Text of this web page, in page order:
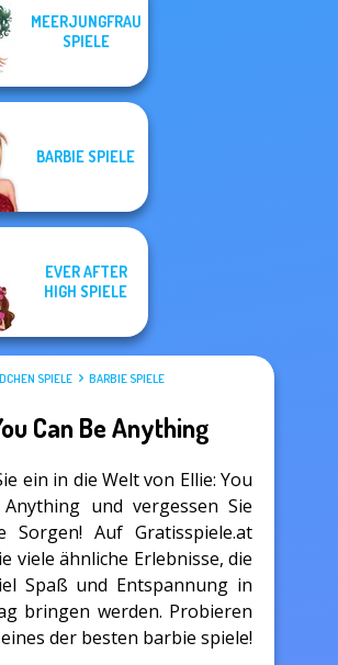
MEERJUNGFRAU
SPIELE
BARBIE SPIELE
EVER AFTER
HIGH SPIELE
SPIELE BARBIE SPIELE
Can Be Anything
ein in die Welt von Ellie: You
und vergessen Sie
Sorgen! Auf Gratisspiele.at
viele ähnliche Erlebnisse, die
Spaß und Entspannung in
bringen werden. Probieren
der besten barbie spiele!